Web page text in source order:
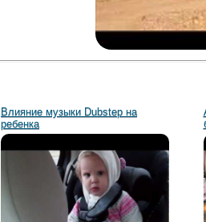
Влияние музыки Dubstep на
ребенка